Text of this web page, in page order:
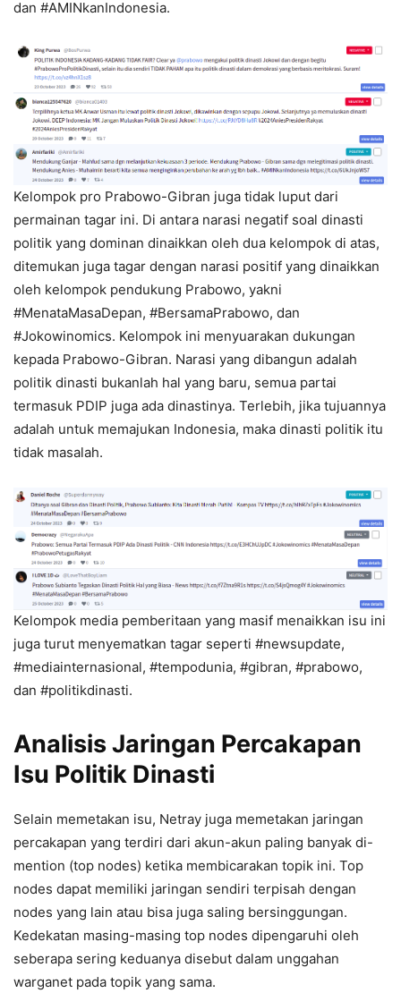
dan #AMINkanIndonesia.
Kelompok pro Prabowo-Gibran juga tidak luput dari
permainan tagar ini. Di antara narasi negatif soal dinasti
politik yang dominan dinaikkan oleh dua kelompok di atas,
ditemukan juga tagar dengan narasi positif yang dinaikkan
oleh kelompok pendukung Prabowo, yakni
#MenataMasaDepan, #BersamaPrabowo, dan
#Jokowinomics. Kelompok ini menyuarakan dukungan
kepada Prabowo-Gibran. Narasi yang dibangun adalah
politik dinasti bukanlah hal yang baru, semua partai
termasuk PDIP juga ada dinastinya. Terlebih, jika tujuannya
adalah untuk memajukan Indonesia, maka dinasti politik itu
tidak masalah.
Kelompok media pemberitaan yang masif menaikkan isu ini
juga turut menyematkan tagar seperti #newsupdate,
#mediainternasional, #tempodunia, #gibran, #prabowo,
dan #politikdinasti.
Analisis Jaringan Percakapan
Isu Politik Dinasti
Selain memetakan isu, Netray juga memetakan jaringan
percakapan yang terdiri dari akun-akun paling banyak di-
mention (top nodes) ketika membicarakan topik ini. Top
nodes dapat memiliki jaringan sendiri terpisah dengan
nodes yang lain atau bisa juga saling bersinggungan.
Kedekatan masing-masing top nodes dipengaruhi oleh
seberapa sering keduanya disebut dalam unggahan
warganet pada topik yang sama.